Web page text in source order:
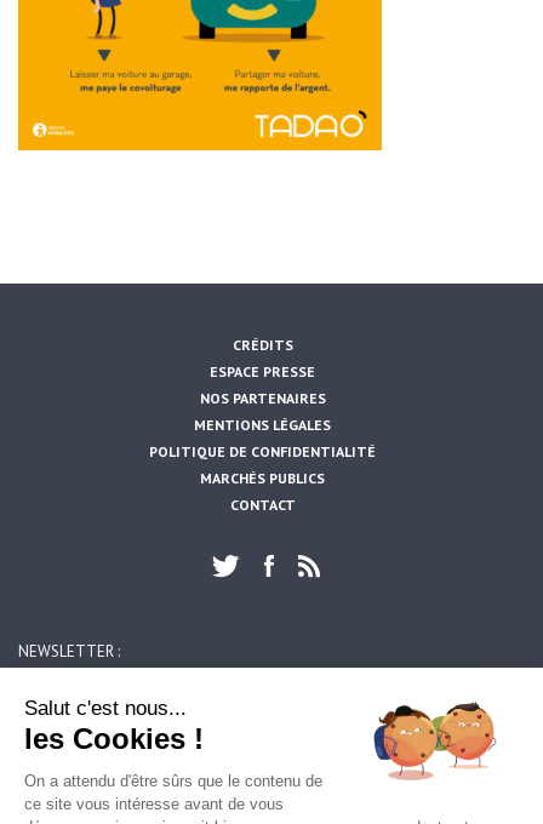
CRÉDITS
ESPACE PRESSE
NOS PARTENAIRES
MENTIONS LÉGALES
POLITIQUE DE CONFIDENTIALITÉ
MARCHÉS PUBLICS
CONTACT
NEWSLETTER :
ARTOIS MOBILITES
39, rue du 14 juillet
62300 LENS
Salut c'est nous...
les Cookies !
On a attendu d'être sûrs que le contenu de
ce site vous intéresse avant de vous